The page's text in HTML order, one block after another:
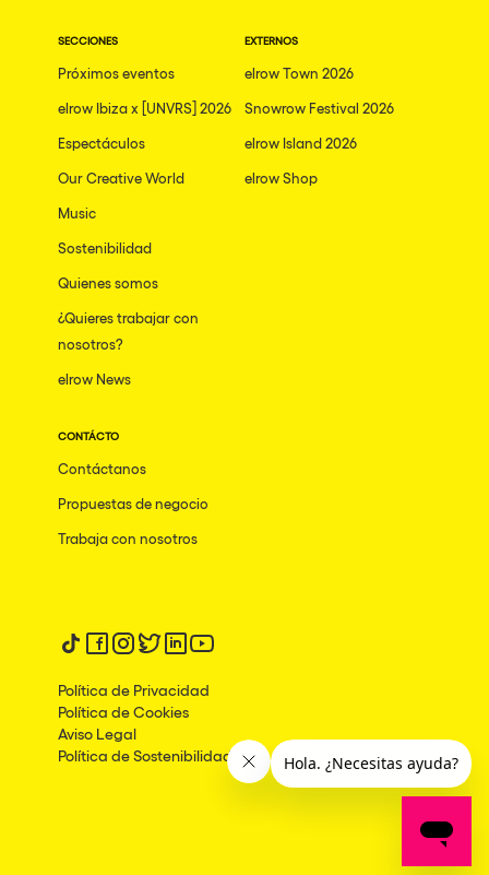
SECCIONES
Próximos eventos
elrow Ibiza x [UNVRS] 2026
Espectáculos
Our Creative World
Music
Sostenibilidad
Quienes somos
¿Quieres trabajar con
nosotros?
elrow News
EXTERNOS
elrow Town 2026
Snowrow Festival 2026
elrow Island 2026
elrow Shop
CONTÁCTO
Contáctanos
Propuestas de negocio
Trabaja con nosotros
Síguenos en tiktok
Síguenos en facebook
Síguenos en instagram
Síguenos en twitter
Síguenos en linkedin
Síguenos en youtube
Política de Privacidad
Política de Cookies
Aviso Legal
Política de Sostenibilidad